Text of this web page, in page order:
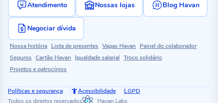
Atendimento Nossas lojas Blog Havan
Negociar dívida
Nossa história Lista de presentes Vagas Havan
Painel do colaborador
Seguros Cartão Havan Igualdade salarial Troco solidário
Projetos e patrocínios
Políticas e segurança Acessibilidade
LGPD
Todos os direitos reservados
Havan Labs